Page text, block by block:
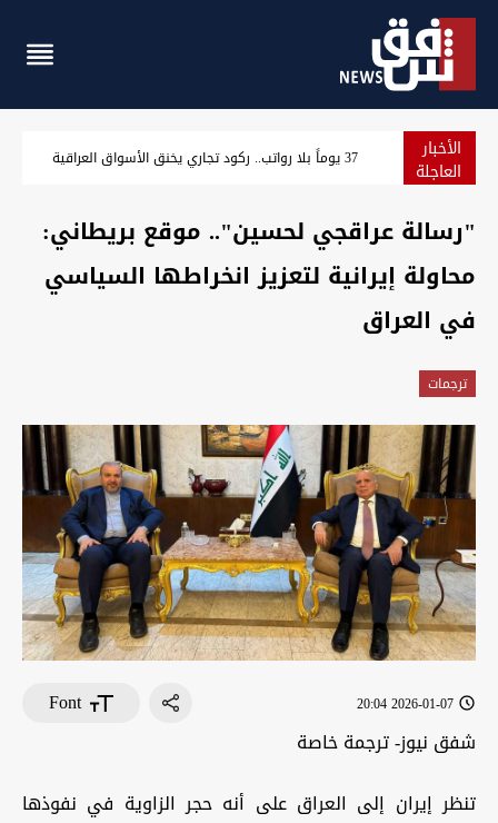
الأخبار
العاجلة
قار يوصي رئيس الوزراء بإعفاء وسحب يد مدير الصحة ومسؤولين آخرين
37 يوماً بلا رواتب.. ركود تجاري يخنق الأسواق العراقية
"رسالة عراقجي لحسين".. موقع بريطاني:
محاولة إيرانية لتعزيز انخراطها السياسي
في العراق
ترجمات
2026-01-07 20:04
Font
شفق نيوز- ترجمة خاصة
تنظر إيران إلى العراق على أنه حجر الزاوية في نفوذها